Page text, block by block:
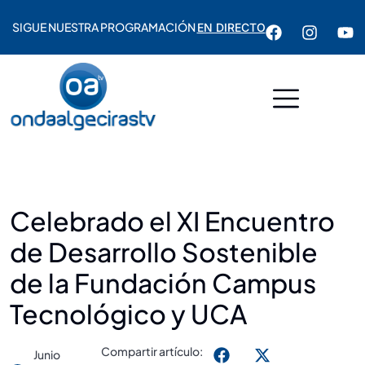
SIGUE NUESTRA PROGRAMACIÓNEN DIRECTO
Celebrado el XI Encuentro
de Desarrollo Sostenible
de la Fundación Campus
Tecnológico y UCA
Junio
Compartir artículo: